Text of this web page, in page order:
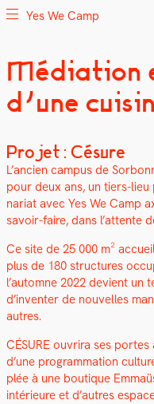
Skip
to
content
Yes We Camp
Utilisation inventive des
Médiation
d’une
Projet : Césure
L’ancien cam­pus de
pour deux ans, un tiers-
nar­i­at avec Yes We Camp
savoir-faire, dans l’attente
Ce site de 25 000 m²
plus de 180 struc­tures
l’automne 2022 devient un
d’inventer de nou­velles
autres.
CÉSURE ouvri­ra ses
d’une pro­gram­ma­tion
plée à une bou­tique
intérieure et d’autres
Yes We Camp